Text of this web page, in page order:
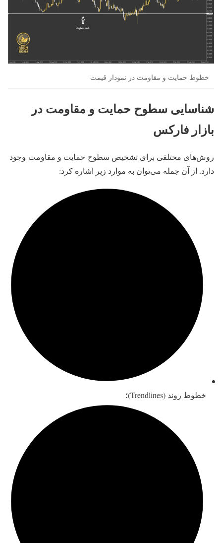
خطوط حمایت و مقاومت در نمودار قیمت
شناسایی سطوح حمایت و مقاومت در
بازار فارکس
روش‌های مختلفی برای تشخیص سطوح حمایت و مقاومت وجود
دارد. از آن جمله می‌توان به موارد زیر اشاره کرد:
خطوط روند (Trendlines)؛